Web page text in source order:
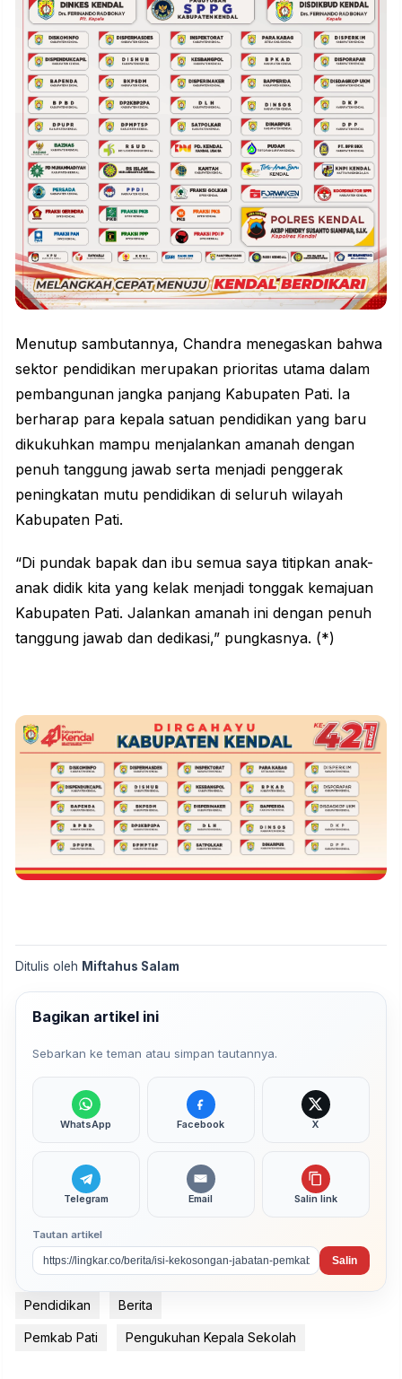
Menutup sambutannya, Chandra menegaskan bahwa
sektor pendidikan merupakan prioritas utama dalam
pembangunan jangka panjang Kabupaten Pati. Ia
berharap para kepala satuan pendidikan yang baru
dikukuhkan mampu menjalankan amanah dengan
penuh tanggung jawab serta menjadi penggerak
peningkatan mutu pendidikan di seluruh wilayah
Kabupaten Pati.
“Di pundak bapak dan ibu semua saya titipkan anak-
anak didik kita yang kelak menjadi tonggak kemajuan
Kabupaten Pati. Jalankan amanah ini dengan penuh
tanggung jawab dan dedikasi,” pungkasnya. (*)
Ditulis oleh Miftahus Salam
Bagikan artikel ini
Sebarkan ke teman atau simpan tautannya.
WhatsApp Facebook X
Telegram Email Salin link
Tautan artikel
Salin
Pendidikan Berita
Pemkab Pati Pengukuhan Kepala Sekolah